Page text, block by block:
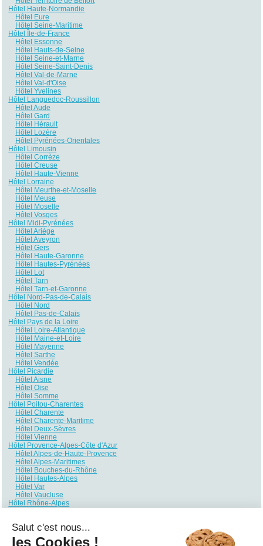
Hôtel Haute-Normandie
Hôtel Eure
Hôtel Seine-Maritime
Hôtel Île-de-France
Hôtel Essonne
Hôtel Hauts-de-Seine
Hôtel Seine-et-Marne
Hôtel Seine-Saint-Denis
Hôtel Val-de-Marne
Hôtel Val-d'Oise
Hôtel Yvelines
Hôtel Languedoc-Roussillon
Hôtel Aude
Hôtel Gard
Hôtel Hérault
Hôtel Lozère
Hôtel Pyrénées-Orientales
Hôtel Limousin
Hôtel Corrèze
Hôtel Creuse
Hôtel Haute-Vienne
Hôtel Lorraine
Hôtel Meurthe-et-Moselle
Hôtel Meuse
Hôtel Moselle
Hôtel Vosges
Hôtel Midi-Pyrénées
Hôtel Ariège
Hôtel Aveyron
Hôtel Gers
Hôtel Haute-Garonne
Hôtel Hautes-Pyrénées
Hôtel Lot
Hôtel Tarn
Hôtel Tarn-et-Garonne
Hôtel Nord-Pas-de-Calais
Hôtel Nord
Hôtel Pas-de-Calais
Hôtel Pays de la Loire
Hôtel Loire-Atlantique
Hôtel Maine-et-Loire
Hôtel Mayenne
Hôtel Sarthe
Hôtel Vendée
Hôtel Picardie
Hôtel Aisne
Hôtel Oise
Hôtel Somme
Hôtel Poitou-Charentes
Hôtel Charente
Hôtel Charente-Maritime
Hôtel Deux-Sèvres
Hôtel Vienne
Hôtel Provence-Alpes-Côte d'Azur
Hôtel Alpes-de-Haute-Provence
Hôtel Alpes-Maritimes
Hôtel Bouches-du-Rhône
Hôtel Hautes-Alpes
Hôtel Var
Hôtel Vaucluse
Hôtel Rhône-Alpes
Hôtel Drôme
Hôtel Haute-Savoie
Hôtel Isère
Salut c'est nous...
les Cookies !